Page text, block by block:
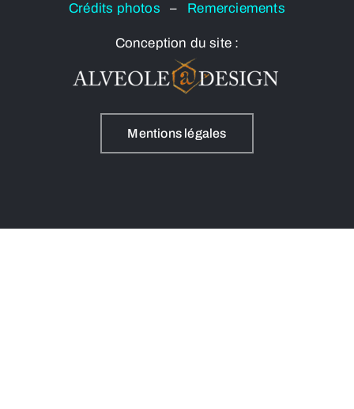
Crédits photos– Remerciements
Conception du site :
Mentions légales